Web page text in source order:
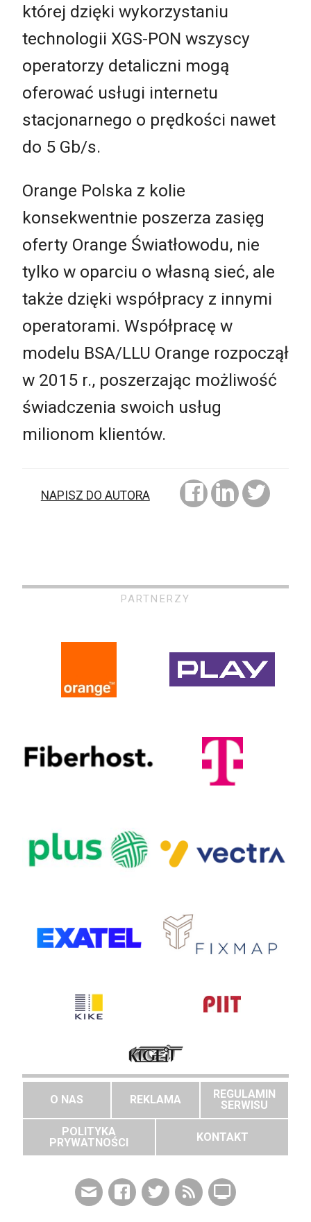
której dzięki wykorzystaniu
technologii XGS-PON wszyscy
operatorzy detaliczni mogą
oferować usługi internetu
stacjonarnego o prędkości nawet
do 5 Gb/s.
Orange Polska z kolie
konsekwentnie poszerza zasięg
oferty Orange Światłowodu, nie
tylko w oparciu o własną sieć, ale
także dzięki współpracy z innymi
operatorami. Współpracę w
modelu BSA/LLU Orange rozpoczął
w 2015 r., poszerzając możliwość
świadczenia swoich usług
milionom klientów.
NAPISZ DO AUTORA
PARTNERZY
O NAS REKLAMA
REGULAMIN
SERWISU
POLITYKA
PRYWATNOŚCI
KONTAKT